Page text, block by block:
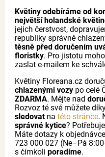
Květiny odebíráme od
největší holandské
jejich čerstvost,
republiky správně
těsně před doručením
floristky. Pro jistotu
zaslat e-mailem ke
Květiny Floreana.cz
chlazenými vozy po celé
ZDARMA. Mějte nad
Rozvoz té své můžete
sledovatna této stránce.
správné kytice?
Máte dotazy k
723 000 027 (Ne–Pá
s čímkoli poradíme.